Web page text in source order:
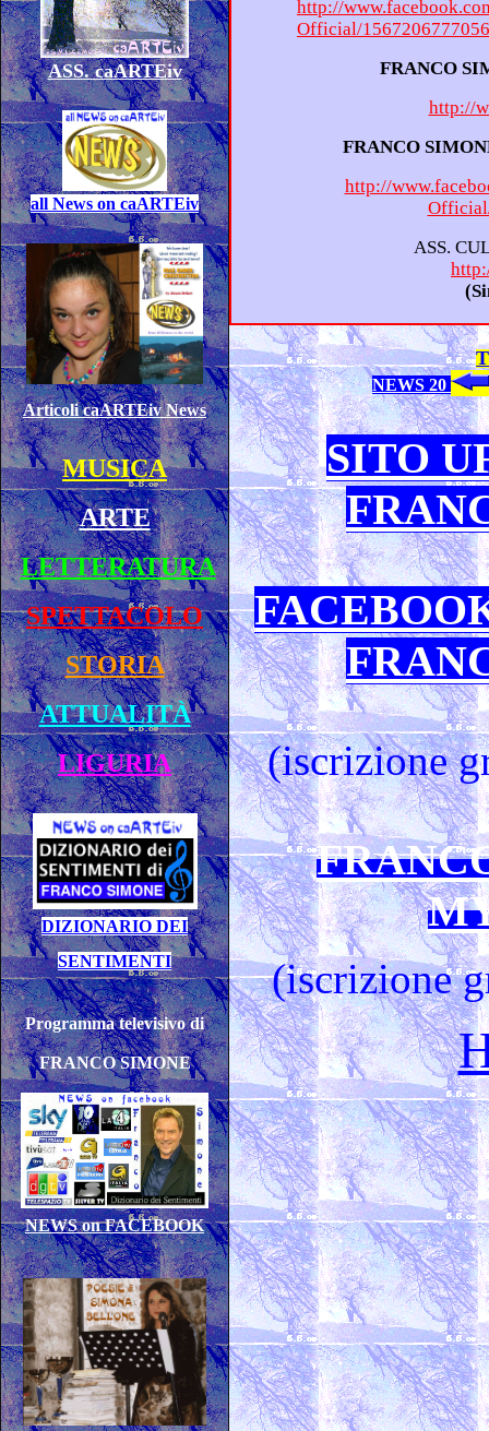
ASS. caARTEiv
all News on caARTEiv
Articoli caARTEiv News
MUSICA
ARTE
LETTERATURA
SPETTACOLO
STORIA
ATTUALITÀ
LIGURIA
DIZIONARIO DEI
SENTIMENTI
Programma televisivo di
FRANCO SIMONE
NEWS on FACEBOOK
http://
Official/
http://
http://
NEWS 20
SITO
(iscrizione
(iscrizione